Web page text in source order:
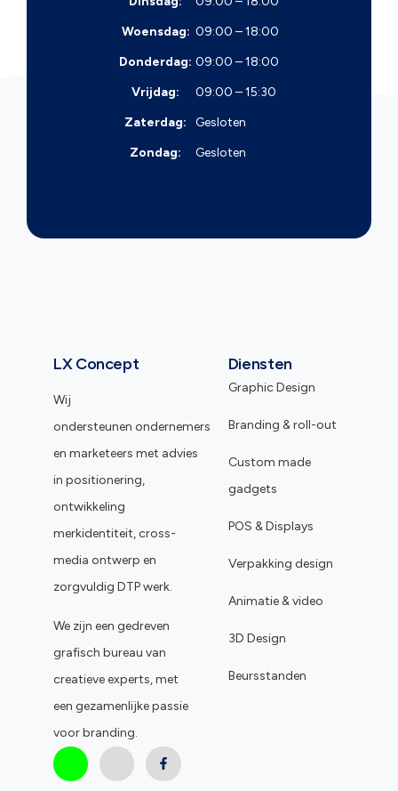
Woensdag: 09:00 – 18:00
Donderdag: 09:00 – 18:00
Vrijdag:
09:00 – 15:30
Zaterdag:
Gesloten
Zondag:
Gesloten
LX Concept
Wij
ondersteunen ondernemers
en marketeers met advies
in positionering,
ontwikkeling
merkidentiteit, cross-
media ontwerp en
zorgvuldig DTP werk.
We zijn een gedreven
grafisch bureau van
creatieve experts, met
een gezamenlijke passie
voor branding.
Diensten
Graphic Design
Branding & roll-out
Custom made
gadgets
POS & Displays
Verpakking design
Animatie & video
3D Design
Beursstanden